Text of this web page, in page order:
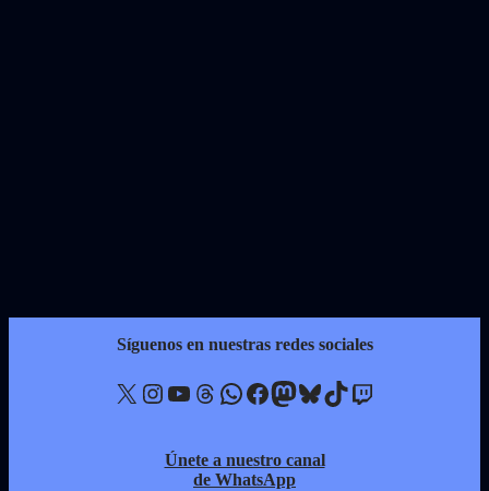
Síguenos en nuestras redes sociales
X Instagram YouTube Threads WhatsApp Facebook Mastodon Bluesky TikTok Twitch
Únete a nuestro canal
de WhatsApp